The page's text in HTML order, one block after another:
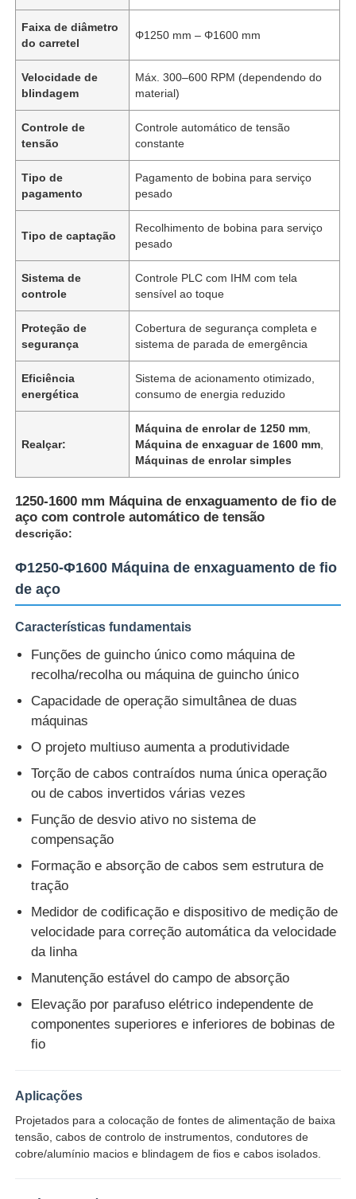
Produtos
Quem Somos
Fábrica
Controle de Qualidade
Fale Conosco
notícias
Todos os casos
Pedir um orçamento
Faixa de diâmetro
do carretel
Φ1250 mm – Φ1600 mm
Velocidade de
blindagem
Máx. 300–600 RPM (dependendo do
material)
Controle de
tensão
Controle automático de tensão
constante
Tipo de
pagamento
Pagamento de bobina para serviço
pesado
Tipo de captação
Recolhimento de bobina para serviço
pesado
Sistema de
controle
Controle PLC com IHM com tela
sensível ao toque
Proteção de
segurança
Cobertura de segurança completa e
sistema de parada de emergência
Eficiência
energética
Sistema de acionamento otimizado,
consumo de energia reduzido
Realçar:
Máquina de enrolar de 1250 mm
Máquina de enxaguar de 1600 mm
Máquinas de enrolar simples
1250-1600 mm Máquina de enxaguamento de fio de
aço com controle automático de tensão
descrição:
Φ1250-Φ1600 Máquina de enxaguamento de fio
de aço
Características fundamentais
Funções de guincho único como máquina de
recolha/recolha ou máquina de guincho único
Capacidade de operação simultânea de duas
máquinas
O projeto multiuso aumenta a produtividade
Torção de cabos contraídos numa única operação
ou de cabos invertidos várias vezes
Função de desvio ativo no sistema de
compensação
Formação e absorção de cabos sem estrutura de
tração
Medidor de codificação e dispositivo de medição de
velocidade para correção automática da velocidade
da linha
Manutenção estável do campo de absorção
Elevação por parafuso elétrico independente de
componentes superiores e inferiores de bobinas de
fio
Aplicações
Projetados para a colocação de fontes de alimentação de baixa
tensão, cabos de controlo de instrumentos, condutores de
cobre/alumínio macios e blindagem de fios e cabos isolados.